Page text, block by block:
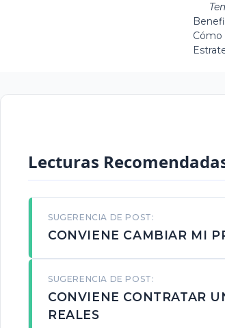
Cómo
Lecturas
SUGERENCIA DE POST:
CONVIENE CAMBIAR MI
SUGERENCIA DE POST:
CONVIENE CONTRATAR
REALES